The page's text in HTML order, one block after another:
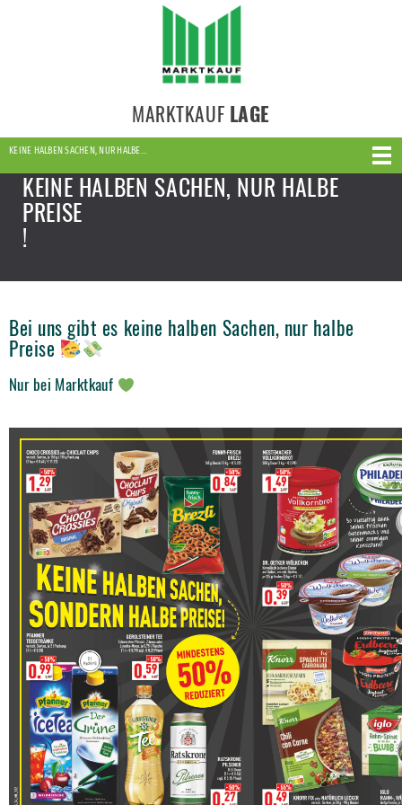
MARKTKAUF LAGE
KEINE HALBEN SACHEN, NUR HALBE…
KEINE HALBEN SACHEN, NUR HALBE
PREISE
!
Bei uns gibt es keine halben Sachen, nur halbe
Preise
Nur bei Marktkauf